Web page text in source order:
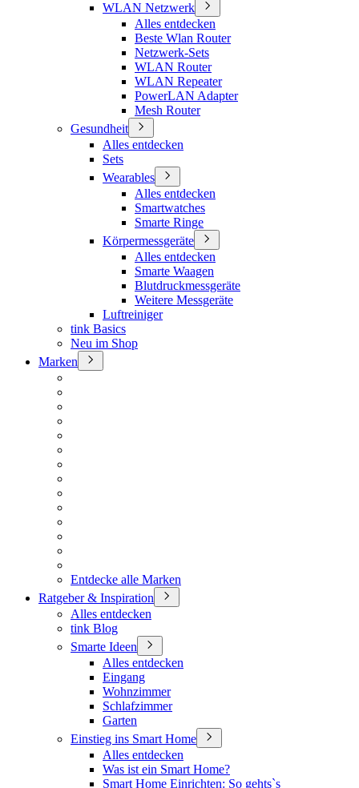
WLAN Netzwerk
Alles entdecken
Beste Wlan Router
Netzwerk-Sets
WLAN Router
WLAN Repeater
PowerLAN Adapter
Mesh Router
Gesundheit
Alles entdecken
Sets
Wearables
Alles entdecken
Smartwatches
Smarte Ringe
Körpermessgeräte
Alles entdecken
Smarte Waagen
Blutdruckmessgeräte
Weitere Messgeräte
Luftreiniger
tink Basics
Neu im Shop
Marken
Entdecke alle Marken
Ratgeber & Inspiration
Alles entdecken
tink Blog
Smarte Ideen
Alles entdecken
Eingang
Wohnzimmer
Schlafzimmer
Garten
Einstieg ins Smart Home
Alles entdecken
Was ist ein Smart Home?
Smart Home Einrichten: So gehts`s